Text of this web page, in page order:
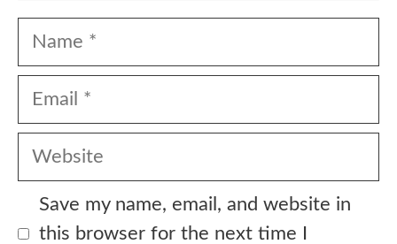
Name
Email
Website
Save my name, email, and website in
this browser for the next time I